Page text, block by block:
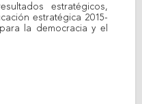
estratégicos,
estratégica 2015-
la democracia y el